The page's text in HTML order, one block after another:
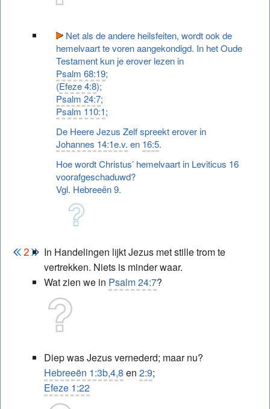
Net als de andere heilsfeiten, wordt ook de
hemelvaart te voren aangekondigd. In het Oude
Testament kun je erover lezen in
Psalm 68:19;
(Efeze 4:8);
Psalm 24:7;
Psalm 110:1;
De Heere Jezus Zelf spreekt erover in
Johannes 14:1e.v. en 16:5.
Hoe wordt Christus’ hemelvaart in Leviticus 16
voorafgeschaduwd?
Vgl. Hebreeën 9.
In Handelingen lijkt Jezus met stille trom te
vertrekken. Niets is minder waar.
Wat zien we in Psalm 24:7?
Diep was Jezus vernederd; maar nu?
Hebreeën 1:3b,4,8 en 2:9;
Efeze 1:22